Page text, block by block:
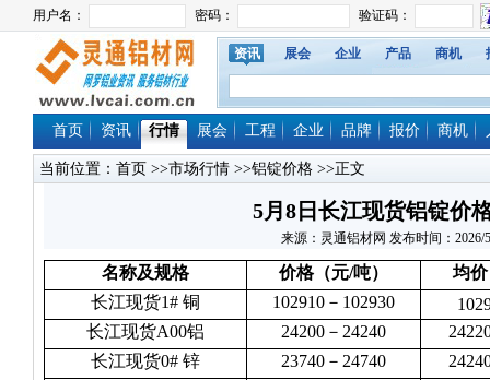
资讯 展会 企业 产品 商机
首页 资讯 行情 展会 工程 企业 品牌 报价 商机
当前位置： 首页 >>市场行情 >>铝锭价格 >>正文
5月8日长江现货铝锭价
来源：灵通铝材网 发布时间：2026/
名称及规格 价格（元/吨）
均价
长江现货1# 铜
102910－102930
长江现货A00铝
24200－24240
长江现货0# 锌
23740－24740